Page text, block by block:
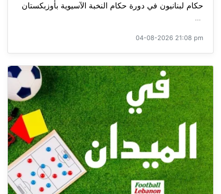
حكام لبنانيون في دورة حكام النخبة الآسيوية بأوزبكستان
...
04-08-2026 21:08 pm